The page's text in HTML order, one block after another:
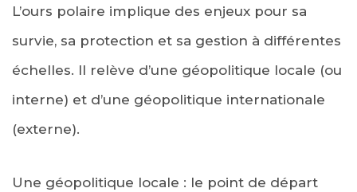
L’ours polaire implique des enjeux pour sa
survie, sa protection et sa gestion à différentes
échelles. Il relève d’une géopolitique locale (ou
interne) et d’une géopolitique internationale
(externe).
Une géopolitique locale : le point de départ